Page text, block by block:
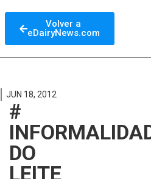
Volver a
eDairyNews.com
JUN 18, 2012
#
DO
LEITE